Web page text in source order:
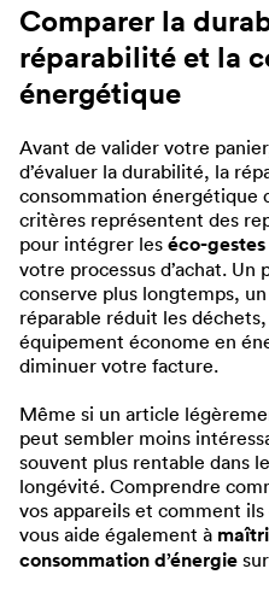
Comparer la
réparabilité et la
énergétique
Avant de valider votre
d’évaluer la durabilité, la
consommation énergétique
critères représentent des
pour intégrer les éco-
votre processus d’achat. Un
conserve plus longtemps,
réparable réduit les
équipement économe en
diminuer votre facture.
Même si un article
peut sembler moins
souvent plus rentable dans
longévité. Comprendre
vos appareils et comment
vous aide également à
consommation d’énergie